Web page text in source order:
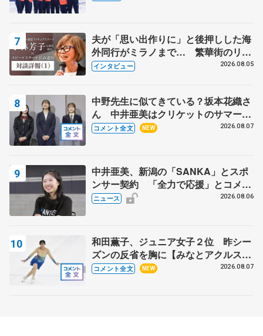
夫が「思い出作りに」と後押しした海
外同行がミラノまで… 繁華街のリン
クでは不良のお兄さんも味方に 小林
インタビュー 2026.08.05
中野先生に似てきている？坂本花織さ
ん 中井亜美はクリケットのサマーキ
ャンプに 島田麻央はたくさん試合に
コメント全文 NEW 2026.08.07
中井亜美、新潟の「SANKA」とスポ
ンサー契約 「全力で応援」とコメン
ト
ニュース 2026.08.06
和田薫子、ジュニア女子２位 昨シー
ズンの反省を胸に【みなとアクルス杯
フリー】
コメント全文 NEW 2026.08.07